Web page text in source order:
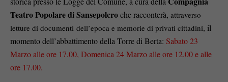
Teatro Popolare di Sansepolcroche racconterà, attraverso
letture di documenti dell’epoca e memorie di privati cittadini, il
momento dell’abbattimento della Torre di Berta: Sabato 23
Marzo alle ore 17.00, Domenica 24 Marzo alle ore 12.00 e alle
ore 17.00.